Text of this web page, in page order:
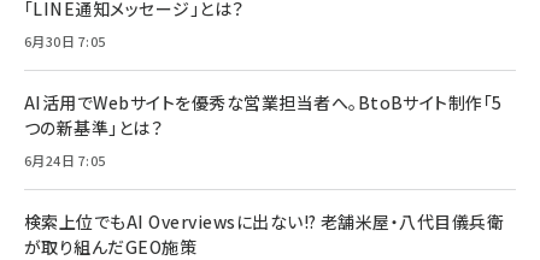
「LINE通知メッセージ」とは？
6月30日 7:05
AI活用でWebサイトを優秀な営業担当者へ。BtoBサイト制作「5
つの新基準」とは？
6月24日 7:05
検索上位でもAI Overviewsに出ない!? 老舗米屋・八代目儀兵衛
が取り組んだGEO施策